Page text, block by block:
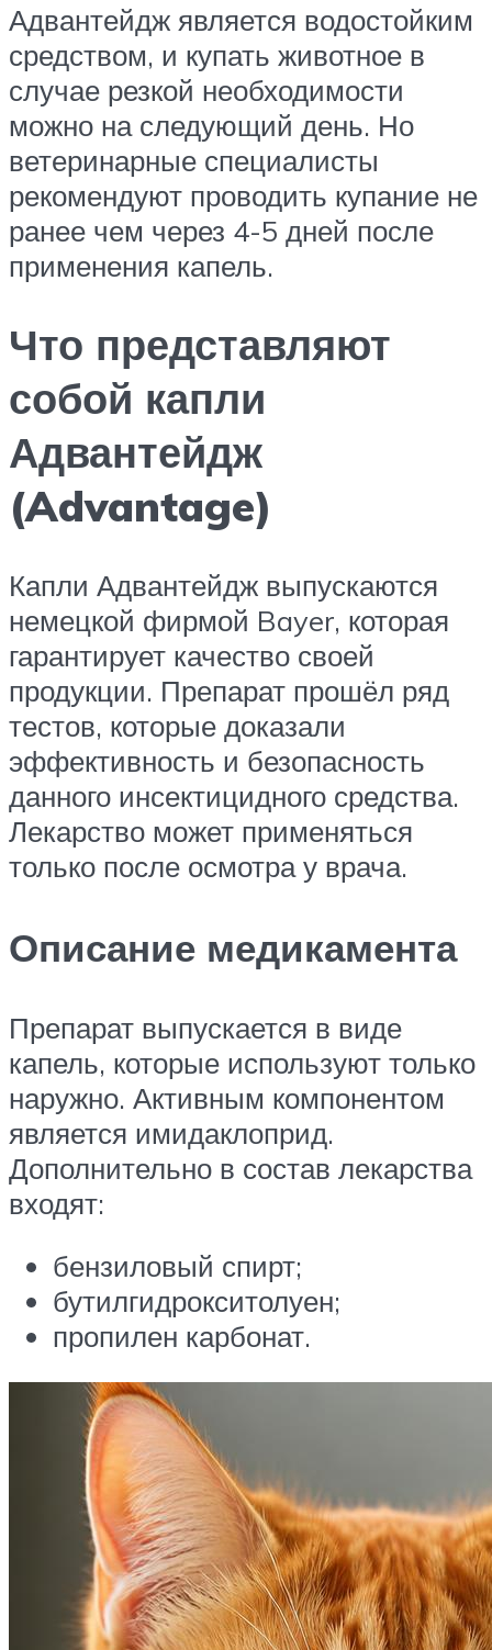
Адвантейдж является водостойким
средством, и купать животное в
случае резкой необходимости
можно на следующий день. Но
ветеринарные специалисты
рекомендуют проводить купание не
ранее чем через 4-5 дней после
применения капель.
Что представляют
собой капли
Адвантейдж
(Advantage)
Капли Адвантейдж выпускаются
немецкой фирмой Bayer, которая
гарантирует качество своей
продукции. Препарат прошёл ряд
тестов, которые доказали
эффективность и безопасность
данного инсектицидного средства.
Лекарство может применяться
только после осмотра у врача.
Описание медикамента
Препарат выпускается в виде
капель, которые используют только
наружно. Активным компонентом
является имидаклоприд.
Дополнительно в состав лекарства
входят:
бензиловый спирт;
бутилгидрокситолуен;
пропилен карбонат.